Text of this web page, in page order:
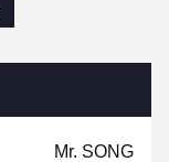
Mr. SONG